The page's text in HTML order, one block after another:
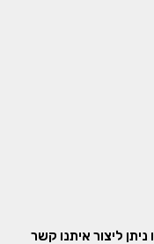
ליצור איתנו קשר